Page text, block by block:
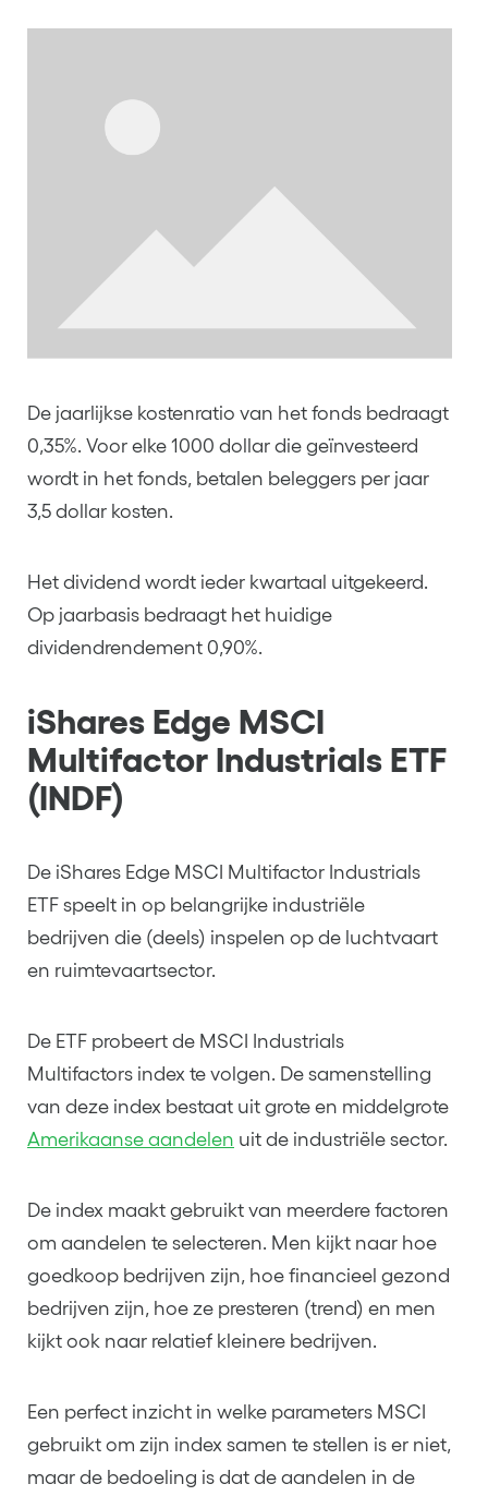
De jaarlijkse kostenratio van het fonds bedraagt
0,35%. Voor elke 1000 dollar die geïnvesteerd
wordt in het fonds, betalen beleggers per jaar
3,5 dollar kosten.
Het dividend wordt ieder kwartaal uitgekeerd.
Op jaarbasis bedraagt het huidige
dividendrendement 0,90%.
iShares Edge MSCI
Multifactor Industrials ETF
(INDF)
De iShares Edge MSCI Multifactor Industrials
ETF speelt in op belangrijke industriële
bedrijven die (deels) inspelen op de luchtvaart
en ruimtevaartsector.
De ETF probeert de MSCI Industrials
Multifactors index te volgen. De samenstelling
van deze index bestaat uit grote en middelgrote
Amerikaanse aandelen uit de industriële sector.
De index maakt gebruikt van meerdere factoren
om aandelen te selecteren. Men kijkt naar hoe
goedkoop bedrijven zijn, hoe financieel gezond
bedrijven zijn, hoe ze presteren (trend) en men
kijkt ook naar relatief kleinere bedrijven.
Een perfect inzicht in welke parameters MSCI
gebruikt om zijn index samen te stellen is er niet,
maar de bedoeling is dat de aandelen in de